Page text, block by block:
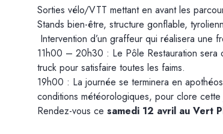
Sorties vélo/VTT mettant en avant les
Stands bien-être, structure gonflable,
Intervention d’un graffeur qui réalisera une
11h00 – 20h30 : Le Pôle Restauration sera
truck pour satisfaire toutes les faims.
19h00 : La journée se terminera en
conditions météorologiques, pour clore
Rendez-vous ce samedi 12 avril au Vert